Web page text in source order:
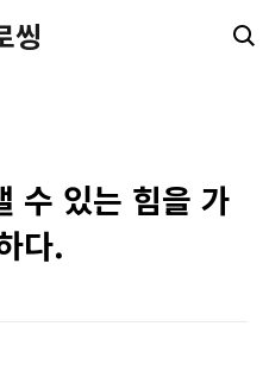
씽
수 있는 힘을 가
다.